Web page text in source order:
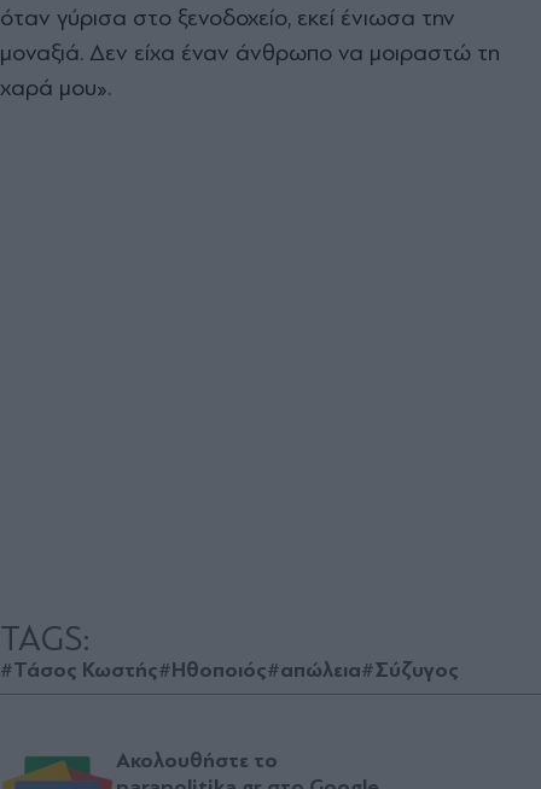
όταν γύρισα στο ξενοδοχείο, εκεί ένιωσα την
μοναξιά. Δεν είχα έναν άνθρωπο να μοιραστώ τη
χαρά μου».
TAGS:
#Τάσος Κωστής#Ηθοποιός#απώλεια#Σύζυγος
Ακολουθήστε το